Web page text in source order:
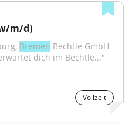
m/d)
Bremen
dich im Bechtle..."
Vollzeit